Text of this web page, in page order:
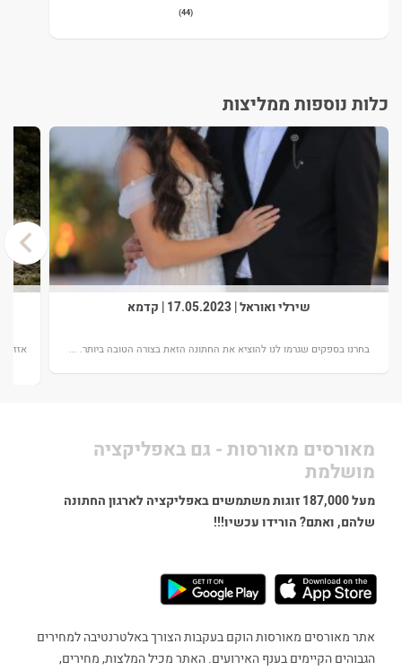
(44)
כלות נוספות ממליצות
שירלי ואוראל | 17.05.2023 | קדמא
בחרנו בספקים שגרמו לנו להוציא את החתונה הזאת בצורה הטובה ביותר. ...
מאורסים מאורסות - גם באפליקציה
מושלמת
מעל 187,000 זוגות משתמשים באפליקציה לארגון החתונה
שלהם, ואתם? הורידו עכשיו!!!
אתר מאורסים מאורסות הוקם בעקבות הצורך באלטרנטיבה למחירים
הגבוהים הקיימים בענף האירועים. האתר מכיל המלצות, מחירים,